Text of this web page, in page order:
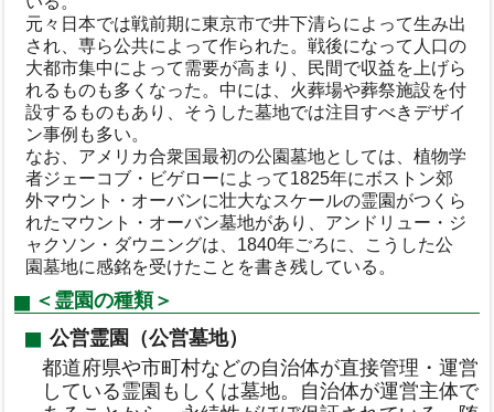
元々日本では戦前期に東京市で井下清らによって生み出
され、専ら公共によって作られた。戦後になって人口の
大都市集中によって需要が高まり、民間で収益を上げら
れるものも多くなった。中には、火葬場や葬祭施設を付
設するものもあり、そうした墓地では注目すべきデザイ
ン事例も多い。
なお、アメリカ合衆国最初の公園墓地としては、植物学
者ジェーコブ・ビゲローによって1825年にボストン郊
外マウント・オーバンに壮大なスケールの霊園がつくら
れたマウント・オーバン墓地があり、アンドリュー・ジ
ャクソン・ダウニングは、1840年ごろに、こうした公
園墓地に感銘を受けたことを書き残している。
＜霊園の種類＞
公営霊園（公営墓地）
都道府県や市町村などの自治体が直接管理・運営
している霊園もしくは墓地。自治体が運営主体で